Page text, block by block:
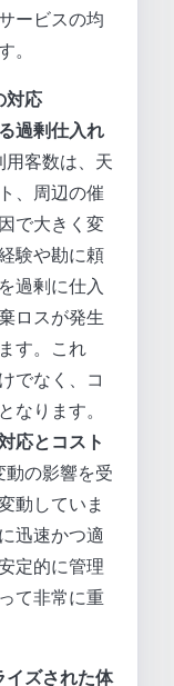
ービスの均
。
対応
過剰仕入れ
用客数は、天
、周辺の催
で大きく変
験や勘に頼
過剰に仕入
ロスが発生
す。これ
でなく、コ
なります。
応とコスト
動の影響を受
動していま
迅速かつ適
定的に管理
て非常に重
イズされた体